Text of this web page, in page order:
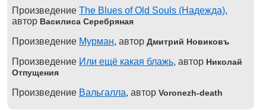
Произведение The Blues of Old Souls (Надежда),
автор Василиса Серебряная
Произведение Мурман, автор Дмитрий Новиковъ
Произведение Или ещё какая блажь, автор Николай
Отпущения
Произведение Вальгалла, автор Voronezh-death